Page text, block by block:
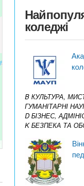
коледжі
B КУЛЬТУРА,
ГУМАНІТАРНІ
D БІЗНЕС,
K БЕЗПЕКА ТА